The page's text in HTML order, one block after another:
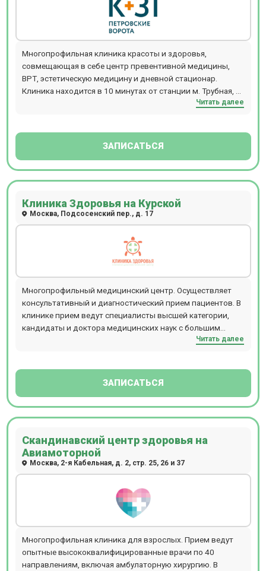
каждый, от мала до велика.
Многопрофильная клиника красоты и здоровья,
совмещающая в себе центр превентивной медицины,
ВРТ, эстетическую медицину и дневной стационар.
Клиника находится в 10 минутах от станции м. Трубная, м.
Читать далее
ЗАПИСАТЬСЯ
Клиника Здоровья на Курской
Москва, Подсосенский пер., д. 17
Многопрофильный медицинский центр. Осуществляет
консультативный и диагностический прием пациентов. В
клинике прием ведут специалисты высшей категории,
кандидаты и доктора медицинских наук с большим
опытом. Прием проводится по предварительной записи.
пациентов доступна точная диагностика на новейшем
типа 1,5 тесла с шагом 1 мм. Заключение МРТ выдается в
томографе Toshiba ,128 срезов , узи, рентгенография,
функциональная диагностика, ЭКГ, Эхо-КГ и др,
гастроскопия, колоноскопия.
Читать далее
ЗАПИСАТЬСЯ
Скандинавский центр здоровья на
Авиамоторной
Москва, 2-я Кабельная, д. 2, стр. 25, 26 и 37
Многопрофильная клиника для взрослых. Прием ведут
опытные высококвалифицированные врачи по 40
направлениям, включая амбулаторную хирургию. В